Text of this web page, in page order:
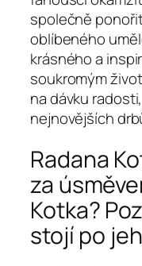
společně
oblíbeného
krásného a
soukromým
na dávku
nejnovějších
Radana
za
Kotka?
stojí po